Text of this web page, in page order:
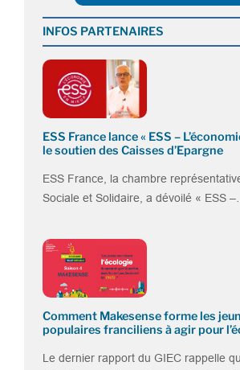
INFOS PARTENAIRES
ESS France lance « ESS –
le soutien des Caisses d’Epargne
ESS France, la chambre
Sociale et Solidaire, a dévoilé « ESS
Comment Makesense forme les
populaires franciliens à agir pour
Le dernier rapport du GIEC rappelle